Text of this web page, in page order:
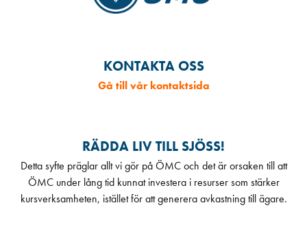
KONTAKTA OSS
Gå till vår kontaktsida
RÄDDA LIV TILL SJÖSS!
Detta syfte präglar allt vi gör på ÖMC och det är orsaken till att
ÖMC under lång tid kunnat investera i resurser som stärker
kursverksamheten, istället för att generera avkastning till ägare.